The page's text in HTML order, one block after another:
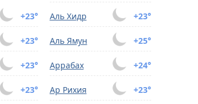
+23° +23°
Аль Хидр
+23° +25°
Аль Ямун
+23° +24°
Аррабах
+23° +23°
Ар Рихия